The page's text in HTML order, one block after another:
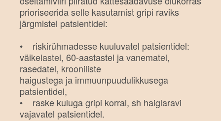
prioriseerida selle kasutamist gripi raviks
järgmistel patsientidel:
• riskirühmadesse kuuluvatel patsientidel:
väikelastel, 60-aastastel ja vanematel,
rasedatel, krooniliste
haigustega ja immuunpuudulikkusega
patsientidel,
• raske kuluga gripi korral, sh haiglaravi
vajavatel patsientidel.